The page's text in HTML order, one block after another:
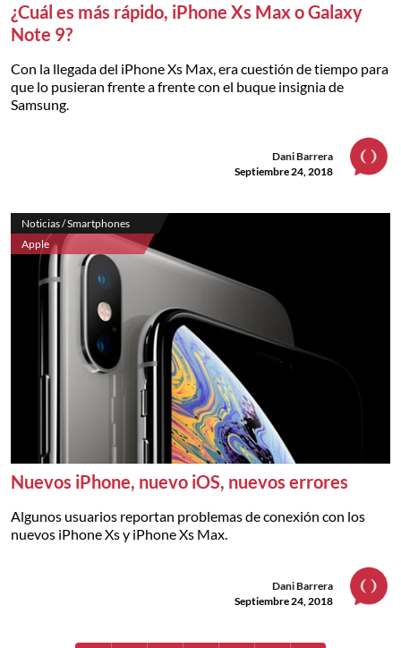
¿Cuál es más rápido, iPhone Xs Max o Galaxy
Note 9?
Con la llegada del iPhone Xs Max, era cuestión de tiempo para
que lo pusieran frente a frente con el buque insignia de
Samsung.
Dani Barrera
Septiembre 24, 2018
Noticias / Smartphones
Apple
Nuevos iPhone, nuevo iOS, nuevos errores
Algunos usuarios reportan problemas de conexión con los
nuevos iPhone Xs y iPhone Xs Max.
Dani Barrera
Septiembre 24, 2018